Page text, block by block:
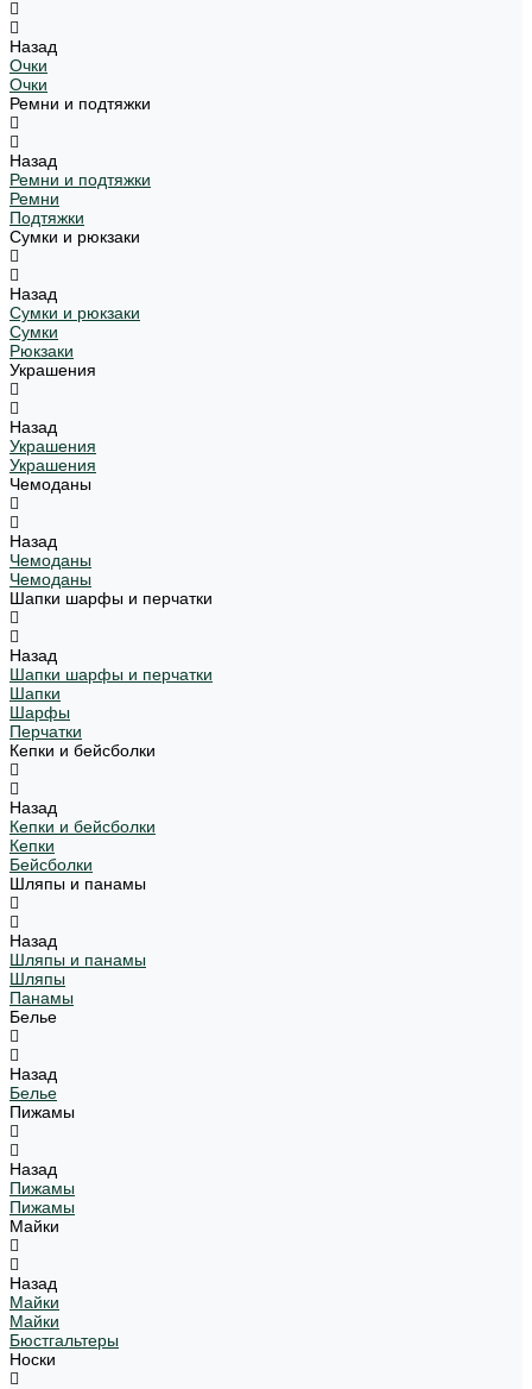
Назад
Очки
Очки
Ремни и подтяжки
Назад
Ремни и подтяжки
Ремни
Подтяжки
Сумки и рюкзаки
Назад
Сумки и рюкзаки
Сумки
Рюкзаки
Украшения
Назад
Украшения
Украшения
Чемоданы
Назад
Чемоданы
Чемоданы
Шапки шарфы и перчатки
Назад
Шапки шарфы и перчатки
Шапки
Шарфы
Перчатки
Кепки и бейсболки
Назад
Кепки и бейсболки
Кепки
Бейсболки
Шляпы и панамы
Назад
Шляпы и панамы
Шляпы
Панамы
Белье
Назад
Белье
Пижамы
Назад
Пижамы
Пижамы
Майки
Назад
Майки
Майки
Бюстгальтеры
Носки